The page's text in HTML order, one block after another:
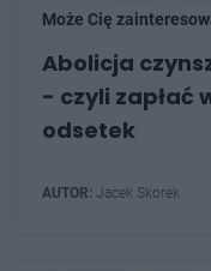
Może Cię
Abolicja
- czyli zapłać
odsetek
AUTOR: Jacek Skorek